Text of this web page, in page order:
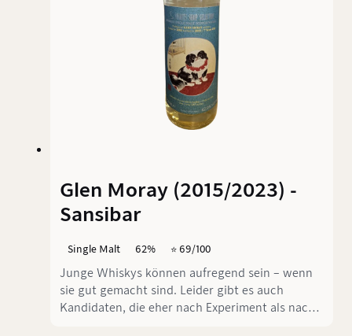
Glen Moray (2015/2023) -
Sansibar
Single Malt 62% ⭐️ 69/100
Junge Whiskys können aufregend sein – wenn
sie gut gemacht sind. Leider gibt es auch
Kandidaten, die eher nach Experiment als nach